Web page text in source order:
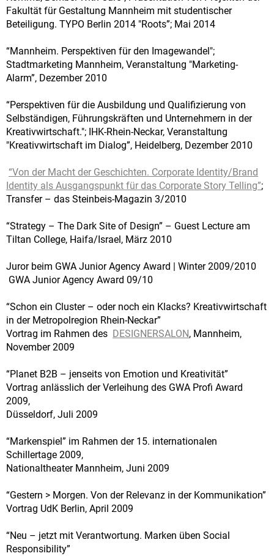
Fakultät für Gestaltung Mannheim mit studentischer
Beteiligung. TYPO Berlin 2014 "Roots”; Mai 2014
“Mannheim. Perspektiven für den Imagewandel";
Stadtmarketing Mannheim, Veranstaltung "Marketing-
Alarm”, Dezember 2010
“Perspektiven für die Ausbildung und Qualifizierung von
Selbständigen, Führungskräften und Unternehmern in der
Kreativwirtschaft."; IHK-Rhein-Neckar, Veranstaltung
"Kreativwirtschaft im Dialog”, Heidelberg, Dezember 2010
“Von der Macht der Geschichten. Corporate Identity/Brand
Identity als Ausgangspunkt für das Corporate Story Telling”;
Transfer – das Steinbeis-Magazin 3/2010
“Strategy – The Dark Site of Design” – Guest Lecture am
Tiltan College, Haifa/Israel, März 2010
Juror beim GWA Junior Agency Award | Winter 2009/2010
GWA Junior Agency Award 09/10
“Schon ein Cluster – oder noch ein Klacks? Kreativwirtschaft
in der Metropolregion Rhein-Neckar”
Vortrag im Rahmen des DESIGNERSALON, Mannheim,
November 2009
“Planet B2B – jenseits von Emotion und Kreativität”
Vortrag anlässlich der Verleihung des GWA Profi Award
2009,
Düsseldorf, Juli 2009
“Markenspiel” im Rahmen der 15. internationalen
Schillertage 2009,
Nationaltheater Mannheim, Juni 2009
“Gestern > Morgen. Von der Relevanz in der Kommunikation”
Vortrag UdK Berlin, April 2009
“Neu – jetzt mit Verantwortung. Marken üben Social
Responsibility”